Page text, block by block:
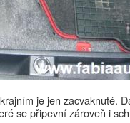
je jen zacvaknuté.
se připevní zároveň i